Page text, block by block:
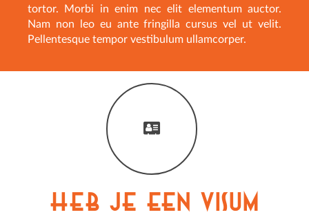
tortor. Morbi in enim nec elit elementum auctor.
Nam non leo eu ante fringilla cursus vel ut velit.
Pellentesque tempor vestibulum ullamcorper.
Heb je een visum